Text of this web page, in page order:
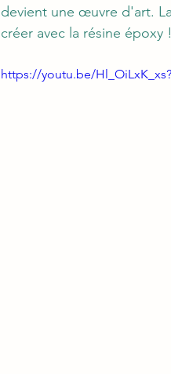
devient une œuvre d'art.
créer avec la résine époxy !
https://youtu.be/